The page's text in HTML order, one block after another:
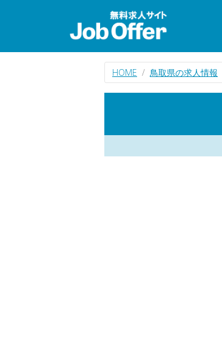
HOME 鳥取県の求人情報